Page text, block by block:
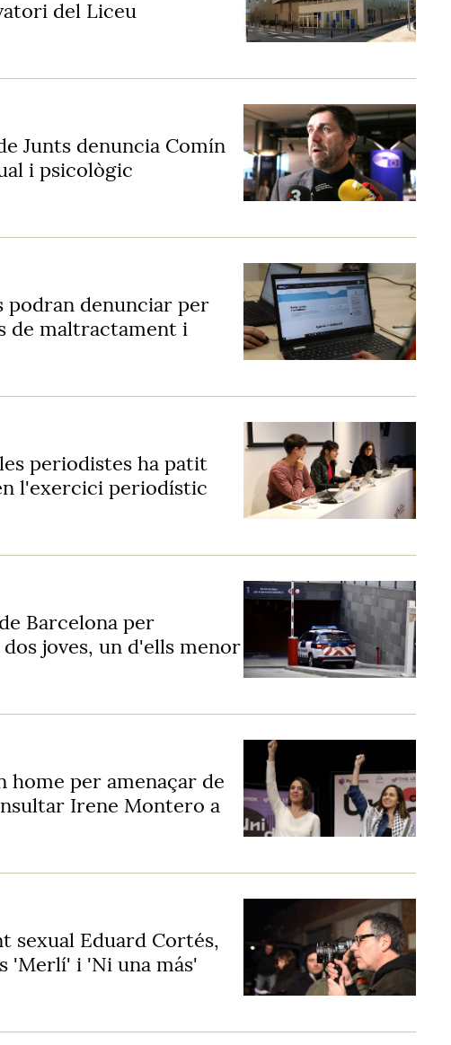
del Liceu
Junts denuncia Comín
i psicològic
podran denunciar per
de maltractament i
periodistes ha patit
l'exercici periodístic
Barcelona per
joves, un d'ells menor
home per amenaçar de
Irene Montero a
sexual Eduard Cortés,
'Merlí' i 'Ni una más'